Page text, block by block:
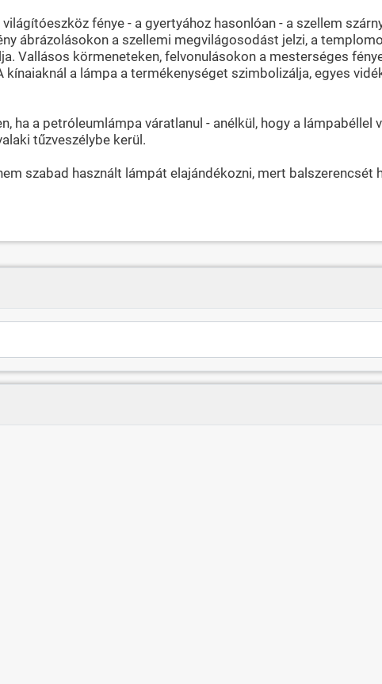
fénye - a gyertyához hasonlóan - a szellem
ábrázolásokon a szellemi megvilágosodást jelzi, a
Vallásos körmeneteken, felvonulásokon a mesterséges
a lámpa a termékenységet szimbolizálja, egyes
ha a petróleumlámpa váratlanul - anélkül, hogy a
tűzveszélybe kerül.
szabad használt lámpát elajándékozni, mert balszerencsét